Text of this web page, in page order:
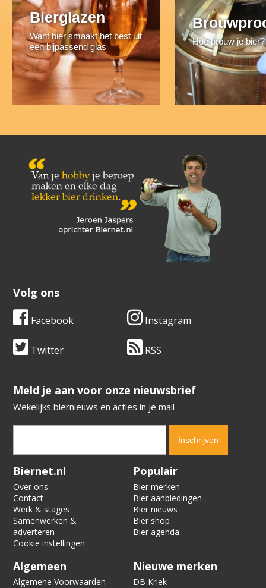
Bierglazen
Want bier smaakt het best uit
een bijpassend glas
Hoe brouw je bier?
Volg ons
Facebook Instagram
Twitter RSS
​​​​​​​Meld je aan voor onze nieuwsbrief
Wekelijks biernieuws en acties in je mail
Verification code:
Biernet.nl
Over ons
Contact
Werk & stages
Samenwerken &
adverteren
Cookie instellingen
Populair
Bier merken
Bier aanbiedingen
Bier nieuws
Bier shop
Bier agenda
Algemeen
Algemene Voorwaarden
Nieuwe merken
DB Kriek